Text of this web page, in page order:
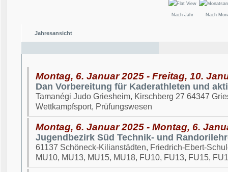
Nach Jahr Nach
Jahresansicht
Montag, 6. Januar 2025 - Freitag, 10.
Dan Vorbereitung für Kaderathleten und
Tamanégi Judo Griesheim, Kirschberg 27 64347
Wettkampfsport, Prüfungswesen
Montag, 6. Januar 2025 - Montag, 6.
Jugendbezirk Süd Technik- und
61137 Schöneck-Kilianstädten, Friedrich-Ebert-
MU10, MU13, MU15, MU18, FU10, FU13, FU15,